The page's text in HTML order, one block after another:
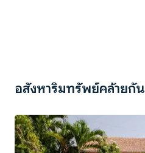
อสังหาริมทรัพย์คล้ายกัน